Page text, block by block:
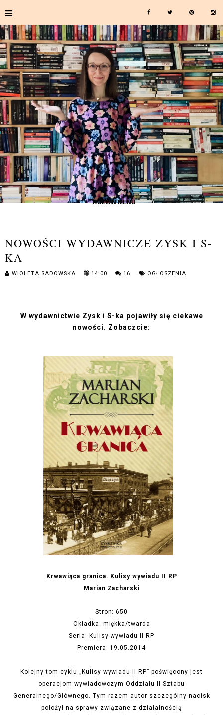
≡
≡ ROZWIŃ MENU
NOWOŚCI WYDAWNICZE ZYSK I S-
KA
WIOLETA SADOWSKA 14:00 16 OGŁOSZENIA
W wydawnictwie Zysk i S-ka pojawiły się ciekawe
nowości. Zobaczcie:
Krwawiąca granica. Kulisy wywiadu II RP
Marian Zacharski
Stron: 650
Okładka: miękka/twarda
Seria: Kulisy wywiadu II RP
Premiera: 19.05.2014
Kolejny tom cyklu „Kulisy wywiadu II RP” poświęcony jest
operacjom wywiadowczym Oddziału II Sztabu
Generalnego/Głównego. Tym razem autor szczególny nacisk
położył na sprawy związane z działalnością